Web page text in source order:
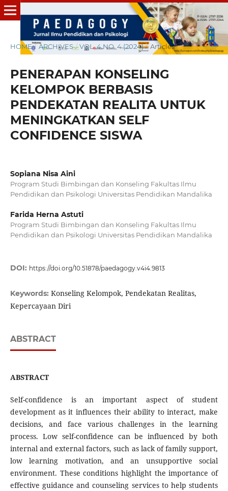
HOME / ARCHIVES / VOL. 4 NO. 4 (2024) / Articles
PENERAPAN KONSELING
KELOMPOK BERBASIS
PENDEKATAN REALITA UNTUK
MENINGKATKAN SELF
CONFIDENCE SISWA
Sopiana Nisa Aini
Program Studi Bimbingan dan Konseling Fakultas Ilmu
Pendidikan dan Psikologi Universitas Pendidikan Mandalika
Farida Herna Astuti
Program Studi Bimbingan dan Konseling Fakultas Ilmu
Pendidikan dan Psikologi Universitas Pendidikan Mandalika
DOI: https://doi.org/10.51878/paedagogy.v4i4.9813
Keywords: Konseling Kelompok, Pendekatan Realitas,
Kepercayaan Diri
ABSTRACT
ABSTRACT
Self-confidence is an important aspect of student
development as it influences their ability to interact, make
decisions, and face various challenges in the learning
process. Low self-confidence can be influenced by both
internal and external factors, such as lack of family support,
low learning motivation, and an unsupportive social
environment. These conditions highlight the importance of
effective guidance and counseling services to help students